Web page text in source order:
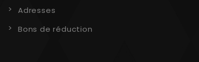
Adresses
Bons de réduction